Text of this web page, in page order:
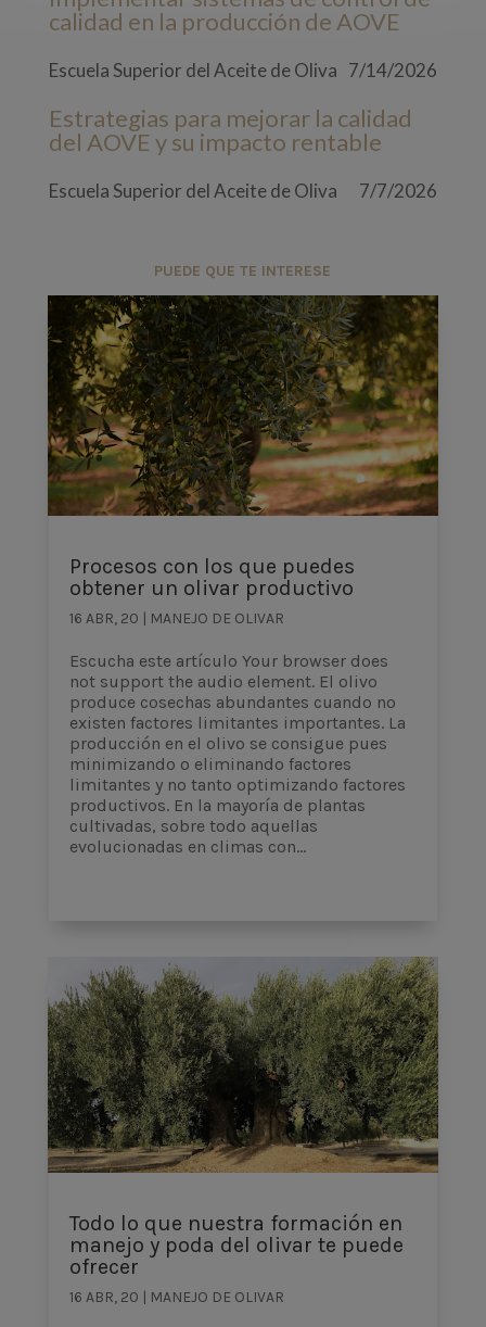
calidad en la producción de AOVE
Escuela Superior del Aceite de Oliva 7/14/2026
Estrategias para mejorar la calidad
del AOVE y su impacto rentable
Escuela Superior del Aceite de Oliva 7/7/2026
PUEDE QUE TE INTERESE
Procesos con los que puedes
obtener un olivar productivo
16 ABR, 20 | MANEJO DE OLIVAR
Escucha este artículo Your browser does
not support the audio element. El olivo
produce cosechas abundantes cuando no
existen factores limitantes importantes. La
producción en el olivo se consigue pues
minimizando o eliminando factores
limitantes y no tanto optimizando factores
productivos. En la mayoría de plantas
cultivadas, sobre todo aquellas
evolucionadas en climas con...
Todo lo que nuestra formación en
manejo y poda del olivar te puede
ofrecer
16 ABR, 20 | MANEJO DE OLIVAR